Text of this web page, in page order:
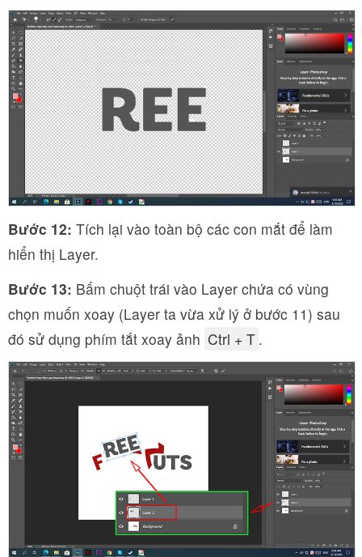
Bước 12: Tích lại vào toàn bộ các con mắt để làm
hiển thị Layer.
Bước 13: Bấm chuột trái vào Layer chứa có vùng
chọn muốn xoay (Layer ta vừa xử lý ở bước 11) sau
đó sử dụng phím tắt xoay ảnh Ctrl + T .